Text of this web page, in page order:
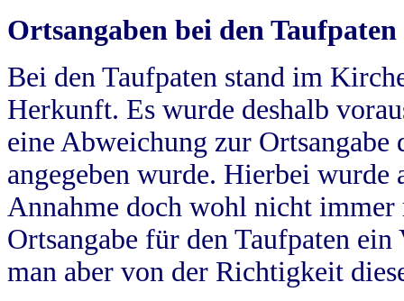
Ortsangaben bei den Taufpaten
Bei den Taufpaten stand im
Herkunft. Es wurde deshalb
eine Abweichung zur
angegeben wurde. Hierbei wurde
Annahme doch wohl nicht
Ortsangabe für den Taufpaten
man aber von der Richtigkeit